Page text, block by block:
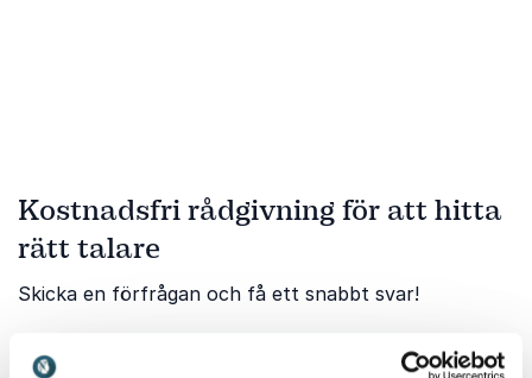
Kostnadsfri rådgivning för att hitta
rätt talare
Skicka en förfrågan och få ett snabbt svar!